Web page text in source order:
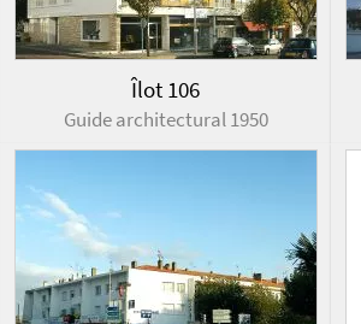
Îlot 106
Guide architectural 1950